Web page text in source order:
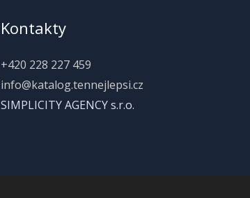
Kontakty
+420 228 227 459
info@katalog.tennejlepsi.cz
SIMPLICITY AGENCY s.r.o.